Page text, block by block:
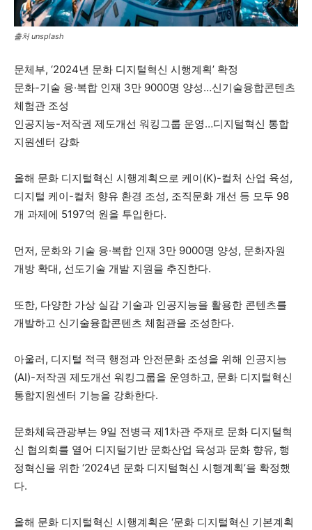
출처 unsplash
문체부, ‘2024년 문화 디지털혁신 시행계획’ 확정
문화-기술 융·복합 인재 3만 9000명 양성…신기술융합콘텐츠
체험관 조성
인공지능-저작권 제도개선 워킹그룹 운영…디지털혁신 통합
지원센터 강화
올해 문화 디지털혁신 시행계획으로 케이(K)-컬처 산업 육성,
디지털 케이-컬처 향유 환경 조성, 조직문화 개선 등 모두 98
개 과제에 5197억 원을 투입한다.
먼저, 문화와 기술 융·복합 인재 3만 9000명 양성, 문화자원
개방 확대, 선도기술 개발 지원을 추진한다.
또한, 다양한 가상 실감 기술과 인공지능을 활용한 콘텐츠를
개발하고 신기술융합콘텐츠 체험관을 조성한다.
아울러, 디지털 적극 행정과 안전문화 조성을 위해 인공지능
(AI)-저작권 제도개선 워킹그룹을 운영하고, 문화 디지털혁신
통합지원센터 기능을 강화한다.
문화체육관광부는 9일 전병극 제1차관 주재로 문화 디지털혁
신 협의회를 열어 디지털기반 문화산업 육성과 문화 향유, 행
정혁신을 위한 ‘2024년 문화 디지털혁신 시행계획’을 확정했
다.
올해 문화 디지털혁신 시행계획은 ‘문화 디지털혁신 기본계획